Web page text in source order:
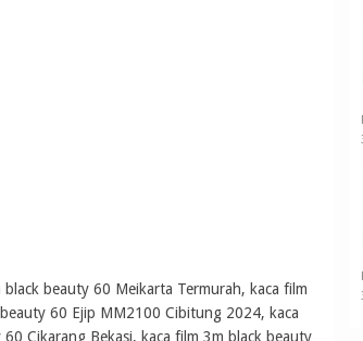
beauty 60 Meikarta Termurah, kaca film
60 Ejip MM2100 Cibitung 2024, kaca
Cikarang Bekasi, kaca film 3m black beauty